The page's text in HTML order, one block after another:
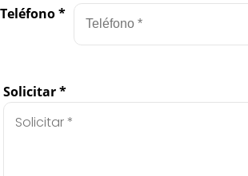
Teléfono*
Solicitar*